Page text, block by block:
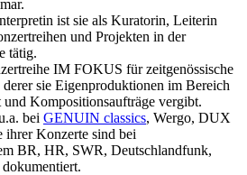
ist sie als Kuratorin, Leiterin
und Projekten in der
tätig.
IM FOKUS für zeitgenössische
sie Eigenproduktionen im Bereich
Kompositionsaufträge vergibt.
bei GENUIN classics, Wergo, DUX
Konzerte sind bei
BR, HR, SWR, Deutschlandfunk,